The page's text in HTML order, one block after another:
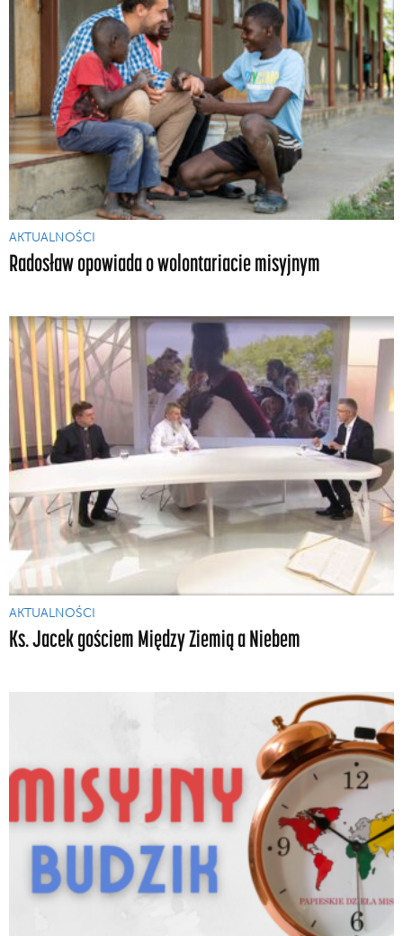
AKTUALNOŚCI
Radosław opowiada o wolontariacie misyjnym
AKTUALNOŚCI
Ks. Jacek gościem Między Ziemią a Niebem